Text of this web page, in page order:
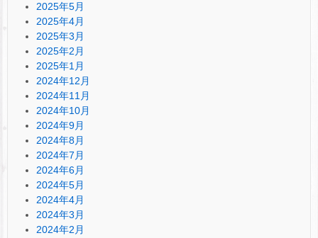
2025年5月
2025年4月
2025年3月
2025年2月
2025年1月
2024年12月
2024年11月
2024年10月
2024年9月
2024年8月
2024年7月
2024年6月
2024年5月
2024年4月
2024年3月
2024年2月